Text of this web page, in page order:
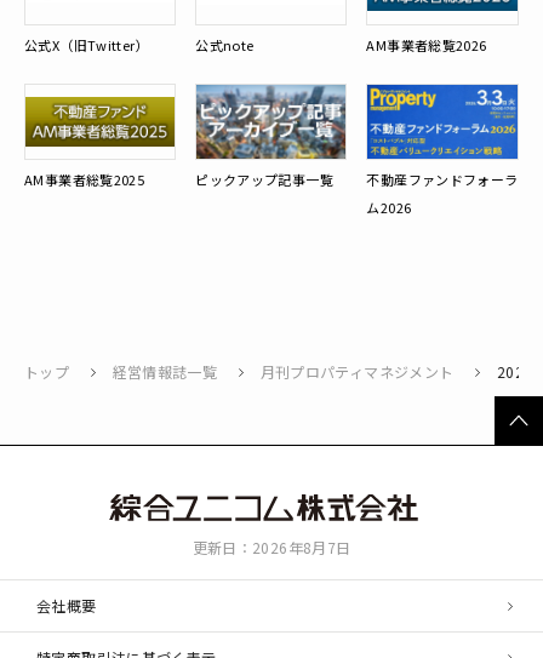
公式X（旧Twitter） 公式note AM事業者総覧2026
AM事業者総覧2025 ピックアップ記事一覧
不動産ファンドフォーラ
ム2026
トップ 経営情報誌一覧 月刊プロパティマネジメント 2023
ッ
プ
ニ
更新日：2026年8月7日
会社概要